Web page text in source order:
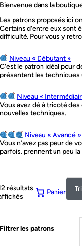
Bienvenue dans la
Les patrons proposés ici
Certains d’entre eux sont
difficulté. Pour vous y
Niveau « Débutant »
C’est le patron idéal pour
présentent les techniques
Niveau «
Vous avez déjà tricoté
nouvelles techniques.
Niveau « Avancé »
Vous n’avez pas peur de
parfois, prennent un peu
résultats
Trié
au
Panier
Filtrer les patrons